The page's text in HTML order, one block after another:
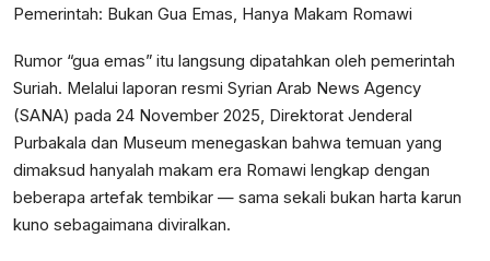
Pemerintah: Bukan Gua Emas, Hanya Makam Romawi
Rumor “gua emas” itu langsung dipatahkan oleh pemerintah
Suriah. Melalui laporan resmi Syrian Arab News Agency
(SANA) pada 24 November 2025, Direktorat Jenderal
Purbakala dan Museum menegaskan bahwa temuan yang
dimaksud hanyalah makam era Romawi lengkap dengan
beberapa artefak tembikar — sama sekali bukan harta karun
kuno sebagaimana diviralkan.